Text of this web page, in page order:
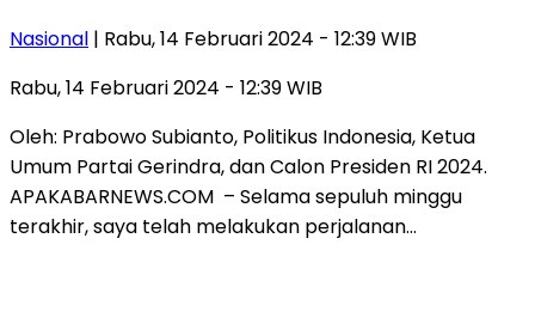
Nasional | Rabu, 14 Februari 2024 - 12:39 WIB
Rabu, 14 Februari 2024 - 12:39 WIB
Oleh: Prabowo Subianto, Politikus Indonesia, Ketua
Umum Partai Gerindra, dan Calon Presiden RI 2024.
APAKABARNEWS.COM – Selama sepuluh minggu
terakhir, saya telah melakukan perjalanan…